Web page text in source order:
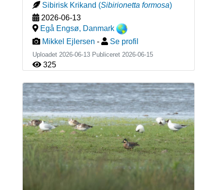
Sibirisk Krikand (Sibirionetta formosa)
2026-06-13
Egå Engsø, Danmark
Mikkel Ejlersen - Se profil
Uploadet 2026-06-13 Publiceret 2026-06-15
325